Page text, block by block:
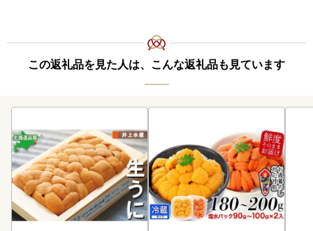
この返礼品を見た人は、こんな返礼品も見ています